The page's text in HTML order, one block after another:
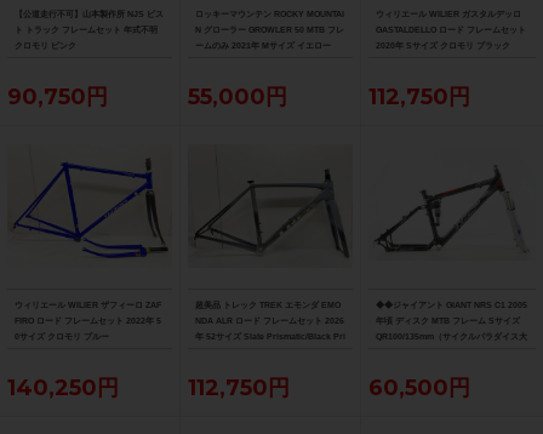
【公道走行不可】山本製作所 NJS ピス
ト トラック フレームセット 年式不明
クロモリ ピンク
90,750円
ロッキーマウンテン ROCKY MOUNTAI
N グローラー GROWLER 50 MTB フレ
ームのみ 2021年 Mサイズ イエロー
55,000円
ウィリエール WILIER ガスタルデッロ
GASTALDELLO ロード フレームセット
2020年 Sサイズ クロモリ ブラック
112,750円
ウィリエール WILIER ザフィーロ ZAF
FIRO ロード フレームセット 2022年 5
0サイズ クロモリ ブルー
140,250円
超美品 トレック TREK エモンダ EMO
NDA ALR ロード フレームセット 2026
年 52サイズ Slate Prismatic/Black Pri
112,750円
◆◆ジャイアント GIANT NRS C1 2005
年頃 ディスク MTB フレーム Sサイズ
QR100/135mm（サイクルパラダイス大
60,500円